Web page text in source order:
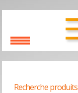
Recherche produits